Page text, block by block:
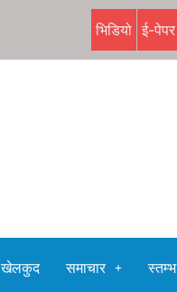
भिडियो ई-पेपर
खेलकुद समाचार स्तम्भ